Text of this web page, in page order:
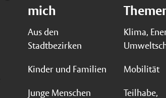
mich
Aus den
Stadtbezirken
Kinder und Familien
Junge Menschen
Klima,
Mobilität
Teilhabe,